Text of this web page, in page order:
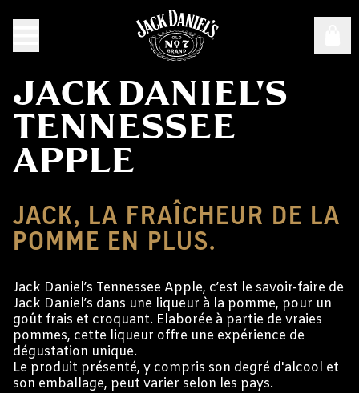
JACK DANIEL'S
TENNESSEE
APPLE
JACK, LA FRAÎCHEUR DE LA
POMME EN PLUS.
Jack Daniel’s Tennessee Apple, c’est le savoir-faire de
Jack Daniel’s dans une liqueur à la pomme, pour un
goût frais et croquant. Elaborée à partie de vraies
pommes, cette liqueur offre une expérience de
dégustation unique.
Le produit présenté, y compris son degré d'alcool et
son emballage, peut varier selon les pays.